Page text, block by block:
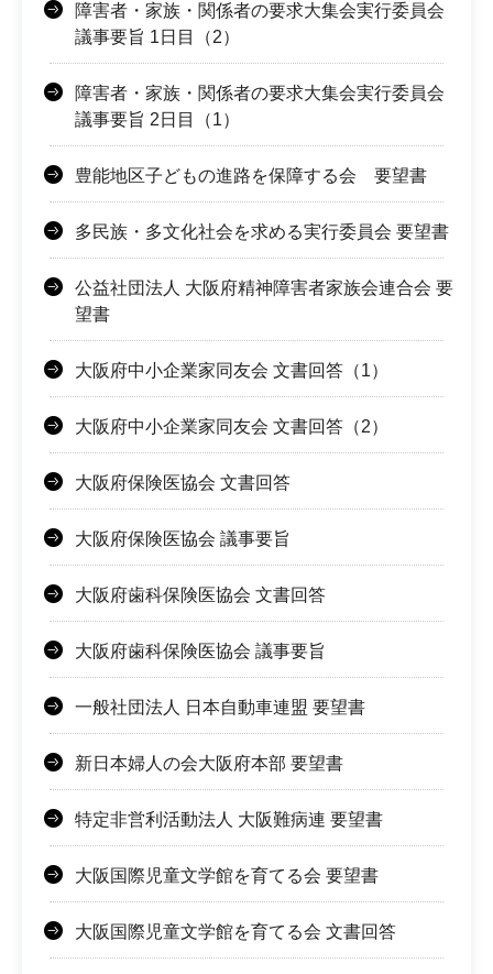
障害者・家族・関係者の要求大集会実行委員会
議事要旨 1日目（2）
障害者・家族・関係者の要求大集会実行委員会
議事要旨 2日目（1）
豊能地区子どもの進路を保障する会 要望書
多民族・多文化社会を求める実行委員会 要望書
公益社団法人 大阪府精神障害者家族会連合会 要
望書
大阪府中小企業家同友会 文書回答（1）
大阪府中小企業家同友会 文書回答（2）
大阪府保険医協会 文書回答
大阪府保険医協会 議事要旨
大阪府歯科保険医協会 文書回答
大阪府歯科保険医協会 議事要旨
一般社団法人 日本自動車連盟 要望書
新日本婦人の会大阪府本部 要望書
特定非営利活動法人 大阪難病連 要望書
大阪国際児童文学館を育てる会 要望書
大阪国際児童文学館を育てる会 文書回答